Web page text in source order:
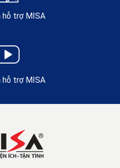
hỗ trợ MISA
hỗ trợ MISA